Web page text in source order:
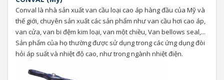
Conval là nhà sản xuất van cầu loại cao áp hàng đầu của Mỹ và
thế giới, chuyên sản xuất các sản phẩm như van cầu hơi cao áp,
van cửa, van bi đệm kim loại, van một chiều, Van bellows seal,...
Sản phẩm của họ thường được sử dụng trong các ứng dụng đòi
hỏi áp suất và nhiệt độ cao, như trong ngành nhiệt điện.